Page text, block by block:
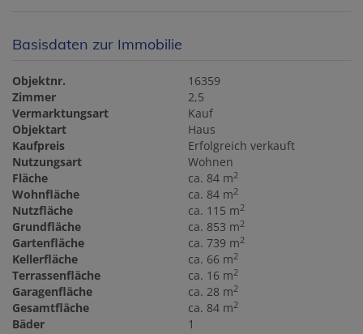
Basisdaten zur Immobilie
Objektnr.
16359
Zimmer
2,5
Vermarktungsart
Kauf
Objektart
Haus
Kaufpreis
Erfolgreich verkauft
Nutzungsart
Wohnen
Fläche
ca. 84 m2
Wohnfläche ca. 84 m2
Nutzfläche ca. 115 m2
Grundfläche ca. 853 m2
Gartenfläche ca. 739 m2
Kellerfläche ca. 66 m2
Terrassenfläche ca. 16 m2
Garagenfläche ca. 28 m2
Gesamtfläche ca. 84 m2
Bäder
1